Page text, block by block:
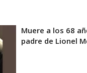
Muere a los 68
padre de Lionel